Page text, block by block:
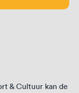
& Cultuur kan de